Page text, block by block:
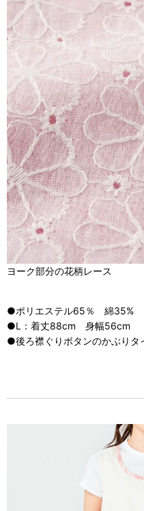
ヨーク部分の花柄レース
●ポリエステル65％ 綿35%
●L：着丈88cm 身幅56cm
●後ろ襟ぐりボタンのかぶりタ